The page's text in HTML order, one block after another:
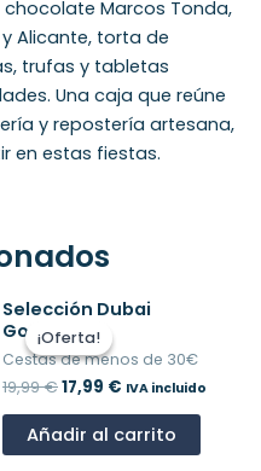
Marcos Tonda,
Alicante, torta de
trufas y tabletas
Una caja que reúne
y repostería artesana,
en estas fiestas.
¡Oferta!
¡Oferta!
Selección Dubai
Gourmet
Cestas de menos de 30€
19,99€
El
precio
original
era:
19,99 €.
17,99 €
El
es:
17,99 €.
IVA incluido
Añadir al carrito